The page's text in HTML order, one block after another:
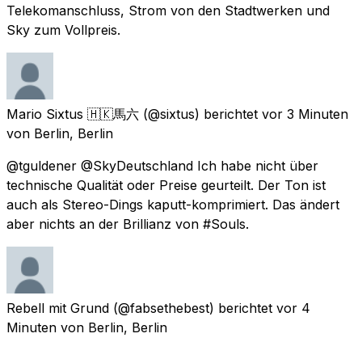
Telekomanschluss, Strom von den Stadtwerken und
Sky zum Vollpreis.
Mario Sixtus 🇭🇰馬六 (@sixtus) berichtet vor 3 Minuten
von Berlin, Berlin
@tguldener @SkyDeutschland Ich habe nicht über
technische Qualität oder Preise geurteilt. Der Ton ist
auch als Stereo-Dings kaputt-komprimiert. Das ändert
aber nichts an der Brillianz von #Souls.
Rebell mit Grund (@fabsethebest) berichtet vor 4
Minuten von Berlin, Berlin